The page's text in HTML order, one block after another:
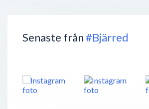
Senaste från#Bjärred